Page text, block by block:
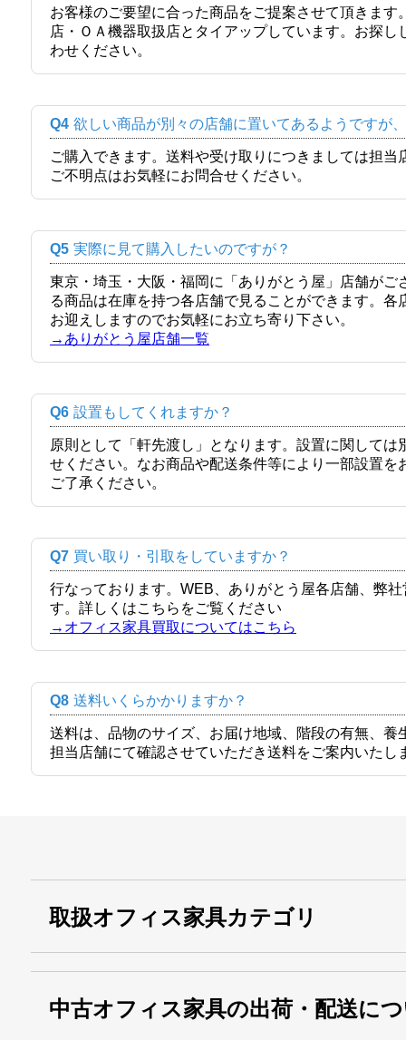
お客様のご要望に合った商品をご提案させて頂きま
店・ＯＡ機器取扱店とタイアップしています。お探
わせください。
Q4 欲しい商品が別々の店舗に置いてあるようですが
ご購入できます。送料や受け取りにつきましては担
ご不明点はお気軽にお問合せください。
Q5 実際に見て購入したいのですが？
東京・埼玉・大阪・福岡に「ありがとう屋」店舗が
る商品は在庫を持つ各店舗で見ることができます。
お迎えしますのでお気軽にお立ち寄り下さい。
→ありがとう屋店舗一覧
Q6 設置もしてくれますか？
原則として「軒先渡し」となります。設置に関して
せください。なお商品や配送条件等により一部設置
ご了承ください。
Q7 買い取り・引取をしていますか？
行なっております。WEB、ありがとう屋各店舗、弊
す。詳しくはこちらをご覧ください
→オフィス家具買取についてはこちら
Q8 送料いくらかかりますか？
送料は、品物のサイズ、お届け地域、階段の有無、
担当店舗にて確認させていただき送料をご案内いたし
取扱オフィス家具カテゴリ
中古オフィス家具の出荷・配送に